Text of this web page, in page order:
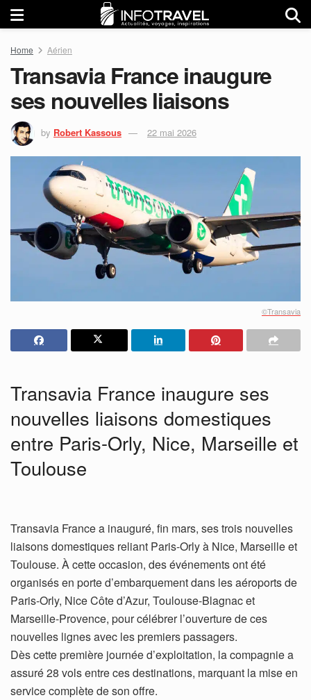
Home Aérien
Transavia France inaugure
ses nouvelles liaisons
by Robert Kassous 22 mai 2026
©Transavia
Transavia France inaugure ses
nouvelles liaisons domestiques
entre Paris-Orly, Nice, Marseille et
Toulouse
Transavia France a inauguré, fin mars, ses trois nouvelles
liaisons domestiques reliant Paris-Orly à Nice, Marseille et
Toulouse. À cette occasion, des événements ont été
organisés en porte d’embarquement dans les aéroports de
Paris-Orly, Nice Côte d’Azur, Toulouse-Blagnac et
Marseille-Provence, pour célébrer l’ouverture de ces
nouvelles lignes avec les premiers passagers.
Dès cette première journée d’exploitation, la compagnie a
assuré 28 vols entre ces destinations, marquant la mise en
service complète de son offre.